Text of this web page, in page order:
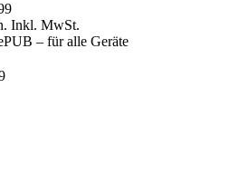
Inkl. MwSt.
– für alle Geräte